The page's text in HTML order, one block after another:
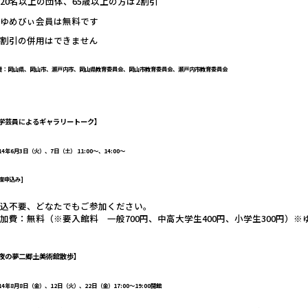
めびぃ会員は無料です
引の併用はできません
：岡山県、岡山市、瀬戸内市、岡山県教育委員会、岡山市教育委員会、瀬戸内市教育委員会
芸員によるギャラリートーク】
年6月3日（火）、7日（土） 11:00～、14:00～
申込み]
不要、どなたでもご参加ください。
費：無料（※要入館料 一般700円、中高大学生400円、小学生300円）※ゆ
の夢二郷土美術館散歩】
年8月8日（金）、12日（火）、22日（金）17:00～19:00開館